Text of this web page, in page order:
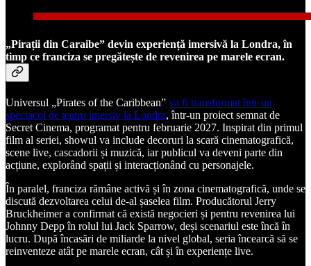
„Pirații din Caraibe” devin experiență imersivă la Londra, în
timp ce franciza se pregătește de revenirea pe marele ecran.
Universul „Pirates of the Caribbean” va fi transformat într-un
spectacol de teatru imersiv la Londra, într-un proiect semnat de
Secret Cinema, programat pentru februarie 2027. Inspirat din primul
film al seriei, showul va include decoruri la scară cinematografică,
scene live, cascadorii și muzică, iar publicul va deveni parte din
acțiune, explorând spații și interacționând cu personajele.
În paralel, franciza rămâne activă și în zona cinematografică, unde se
discută dezvoltarea celui de-al șaselea film. Producătorul Jerry
Bruckheimer a confirmat că există negocieri și pentru revenirea lui
Johnny Depp în rolul lui Jack Sparrow, deși scenariul este încă în
lucru. După încasări de miliarde la nivel global, seria încearcă să se
reinventeze atât pe marele ecran, cât și în experiențe live.